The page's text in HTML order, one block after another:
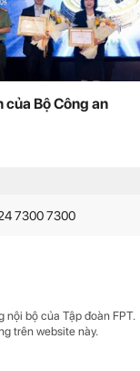
của Bộ Công an
7300 7300
bộ của Tập đoàn FPT.
trên website này.